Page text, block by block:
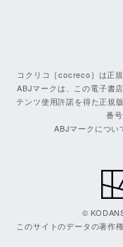
コクリコ［cocreco］は正
ABJマークは、この電子書
テンツ使用許諾を得た正規
番
ABJマークについ
©
このサイトのデータの著作